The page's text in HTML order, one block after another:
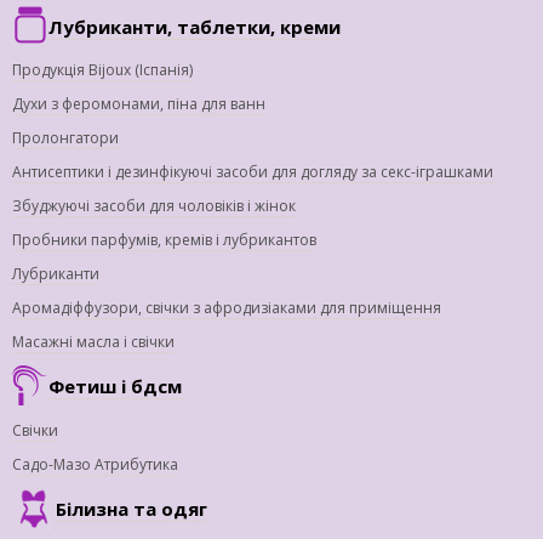
Лубриканти, таблетки, креми
Продукція Bijoux (Іспанія)
Духи з феромонами, піна для ванн
Пролонгатори
Антисептики і дезинфікуючі засоби для догляду за секс-іграшками
Збуджуючі засоби для чоловіків і жінок
Пробники парфумів, кремів і лубрикантов
Лубриканти
Аромадіффузори, свічки з афродизіаками для приміщення
Масажні масла і свічки
Фетиш і бдсм
Свічки
Садо-Мазо Атрибутика
Білизна та одяг